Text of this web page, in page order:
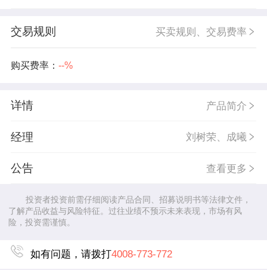
交易规则 买卖规则、交易费率
购买费率： --%
详情 产品简介
经理 刘树荣、成曦
公告 查看更多
投资者投资前需仔细阅读产品合同、招募说明书等法律文件，
了解产品收益与风险特征。过往业绩不预示未来表现，市场有风
险，投资需谨慎。
如有问题，请拨打4008-773-772